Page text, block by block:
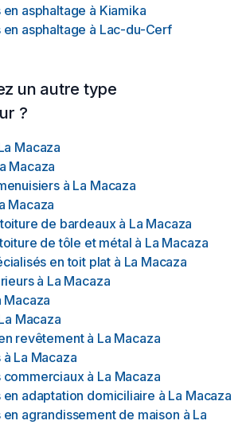
asphaltage à Kiamika
asphaltage à Lac-du-Cerf
un autre type
?
Macaza
Macaza
à La Macaza
Macaza
de bardeaux à La Macaza
de tôle et métal à La Macaza
en toit plat à La Macaza
à La Macaza
Macaza
Macaza
revêtement à La Macaza
à La Macaza
commerciaux à La Macaza
en adaptation domiciliaire à La Macaza
agrandissement de maison à La